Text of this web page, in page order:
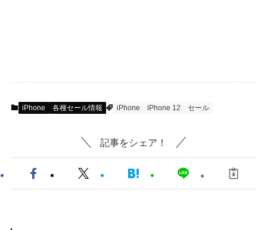
iPhone 各種セール情報 iPhone iPhone 12 セール
記事をシェア！